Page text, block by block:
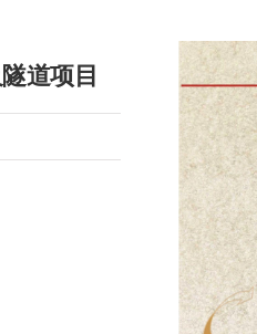
道项目